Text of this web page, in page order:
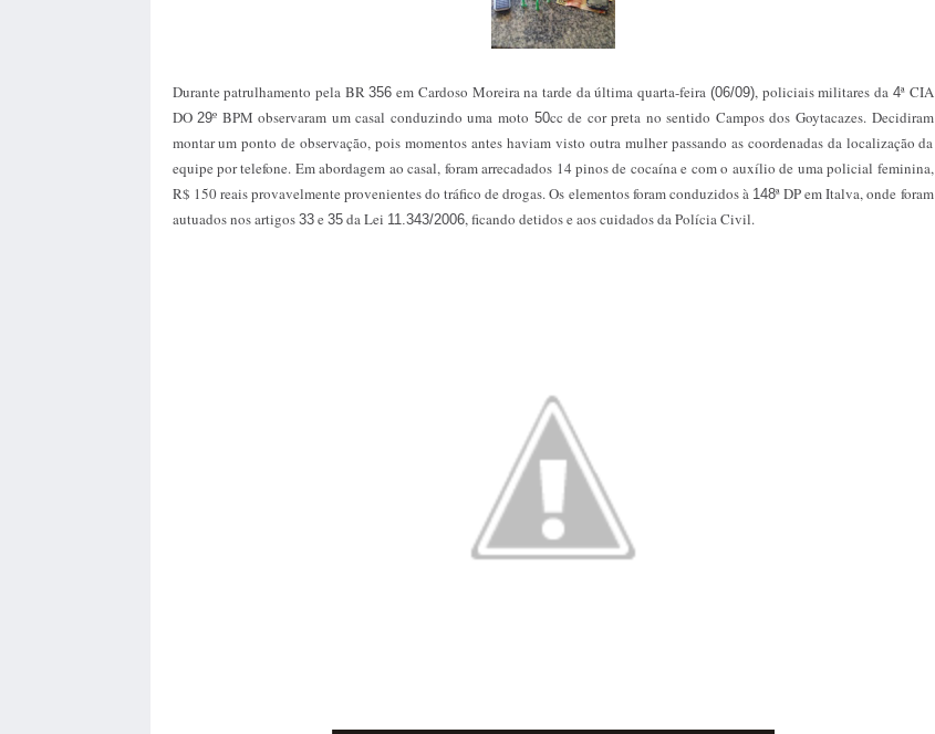
Durante patrulhamento pela BR356 em Cardoso Moreira na tarde da última quarta-feira (06/09), policiais militares da 4ª CIA
DO29º BPM observaram um casal conduzindo uma moto 50cc de cor preta no sentido Campos dos Goytacazes. Decidiram
montar um ponto de observação, pois momentos antes haviam visto outra mulher passando as coordenadas da localização da
equipe por telefone. Em abordagem ao casal, foram arrecadados 14 pinos de cocaína e com o auxílio de uma policial feminina,
R$ 150 reais provavelmente provenientes do tráfico de drogas. Os elementos foram conduzidos à 148ª DP em Italva, onde foram
autuados nos artigos 33e 35da Lei 11.343/2006, ficando detidos e aos cuidados da Polícia Civil.